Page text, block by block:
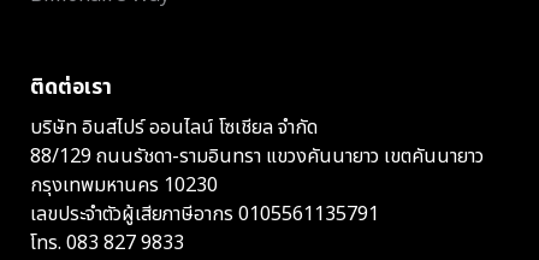
ติดต่อเรา
บริษัท อินสไปร์ ออนไลน์ โซเชียล จำกัด
88/129 ถนนรัชดา-รามอินทรา แขวงคันนายาว เขตคันนายาว
กรุงเทพมหานคร 10230
เลขประจำตัวผู้เสียภาษีอากร 0105561135791
โทร. 083 827 9833